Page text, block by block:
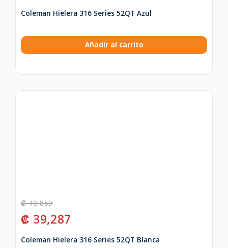
Coleman Hielera 316 Series 52QT Azul
Añadir al carrito
₡40,859
₡ 39,287
Coleman Hielera 316 Series 52QT Blanca